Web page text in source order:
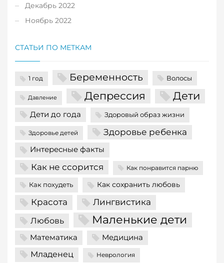
Декабрь 2022
Ноябрь 2022
СТАТЬИ ПО МЕТКАМ
1 год Беременность Волосы
Давление Депрессия Дети
Дети до года Здоровый образ жизни
Здоровье детей Здоровье ребенка
Интересные факты
Как не ссорится Как понравится парню
Как похудеть Как сохранить любовь
Красота Лингвистика
Любовь Маленькие дети
Математика Медицина
Младенец Неврология